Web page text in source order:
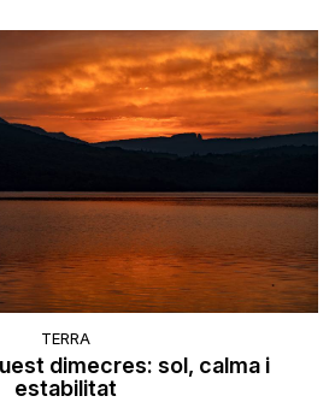
TERRA
dimecres: sol, calma i
estabilitat